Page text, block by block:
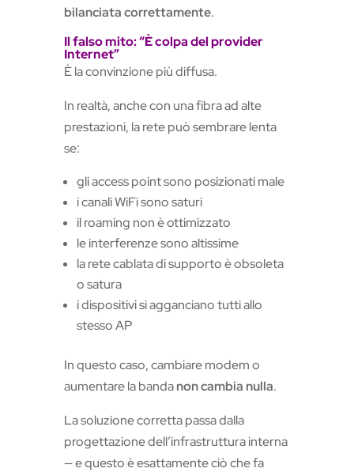
bilanciata correttamente.
Il falso mito: “È colpa del provider
Internet”
È la convinzione più diffusa.
In realtà, anche con una fibra ad alte
prestazioni, la rete può sembrare lenta
se:
gli access point sono posizionati male
i canali WiFi sono saturi
il roaming non è ottimizzato
le interferenze sono altissime
la rete cablata di supporto è obsoleta
o satura
i dispositivi si agganciano tutti allo
stesso AP
In questo caso, cambiare modem o
aumentare la bandanon cambia nulla.
La soluzione corretta passa dalla
progettazione dell’infrastruttura interna
— e questo è esattamente ciò che fa